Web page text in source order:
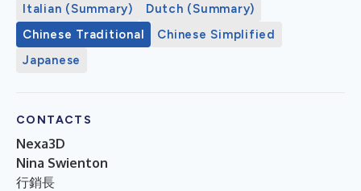
Italian (Summary)
Dutch (Summary)
Chinese Traditional
Chinese Simplified
Japanese
CONTACTS
Nexa3D
Nina Swienton
行銷長